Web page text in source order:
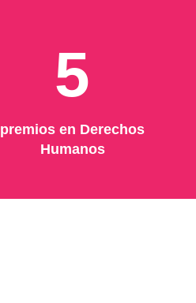
5
premios en Derechos
Humanos